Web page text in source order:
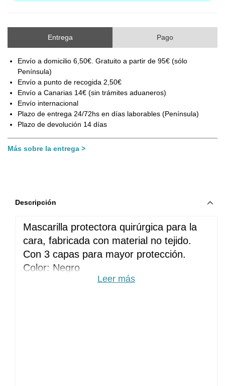
Entrega Pago
Envío a domicilio 6,50€. Gratuito a partir de 95€ (sólo
Península)
Envío a punto de recogida 2,50€
Envío a Canarias 14€ (sin trámites aduaneros)
Envío internacional
Plazo de entrega 24/72hs en días laborables (Península)
Plazo de devolución 14 días
Más sobre la entrega
Descripción
Mascarilla protectora quirúrgica para la
cara, fabricada con material no tejido.
Con 3 capas para mayor protección.
Color: Negro
Leer más